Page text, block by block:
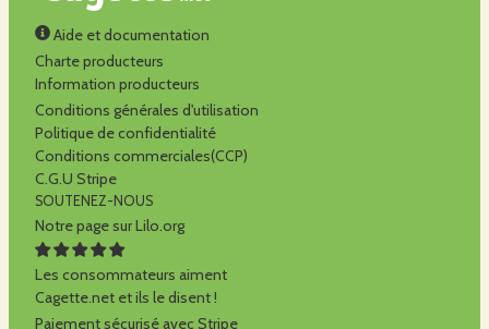
Aide et documentation
Charte producteurs
Information producteurs
Conditions générales d'utilisation
Politique de confidentialité
Conditions commerciales(CCP)
C.G.U Stripe
SOUTENEZ-NOUS
Notre page sur Lilo.org
Les consommateurs aiment
Cagette.net et ils le disent !
Paiement sécurisé avec Stripe